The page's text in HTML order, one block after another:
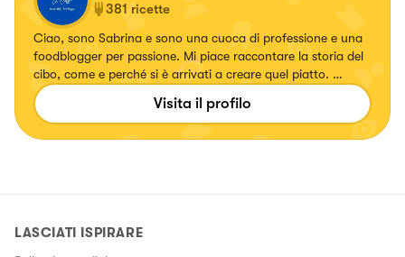
381 ricette
Ciao, sono Sabrina e sono una cuoca di professione e una
foodblogger per passione. Mi piace raccontare la storia del
cibo, come e perché si è arrivati a creare quel piatto. 👩🏻‍🍳
❤️
Visita il profilo
LASCIATI ISPIRARE